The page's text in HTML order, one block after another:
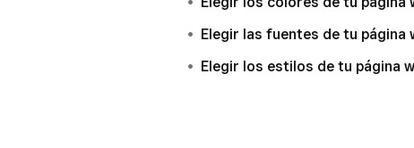
Elegir las fuentes de tu página
Elegir los estilos de tu página